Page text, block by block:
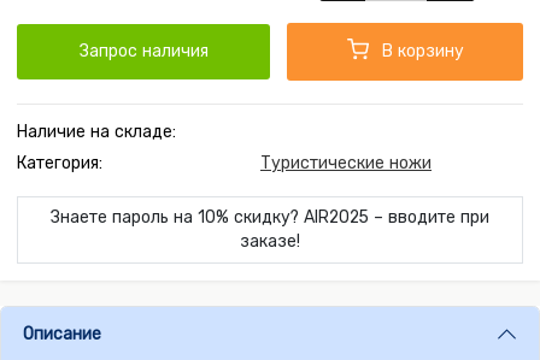
Запрос наличия В корзину
Наличие на складе:
Категория:
Туристические ножи
Знаете пароль на 10% скидку? AIR2025 – вводите при
заказе!
Описание